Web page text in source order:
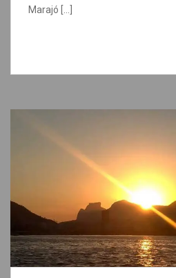
Marajó […]